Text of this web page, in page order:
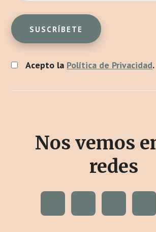
Acepto la Política de Privacidad.
Nos vemos
redes